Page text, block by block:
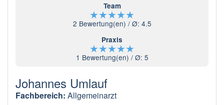
Team
★★★★★
2 Bewertung(en) / Ø: 4.5
Praxis
★★★★★
1 Bewertung(en) / Ø: 5
Johannes Umlauf
Fachbereich: Allgemeinarzt